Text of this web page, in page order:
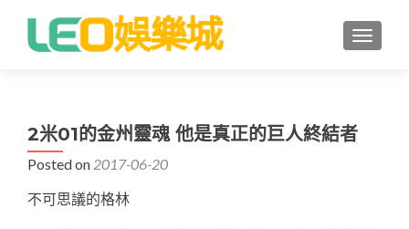
2米01的金州靈魂 他是真正的巨人終結者
Posted on 2017-06-20
不可思議的格林